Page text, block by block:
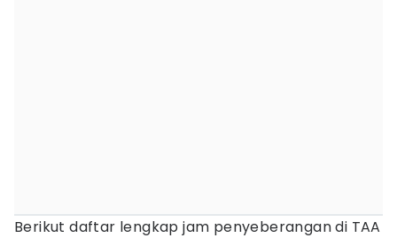
Berikut daftar lengkap jam penyeberangan di TAA